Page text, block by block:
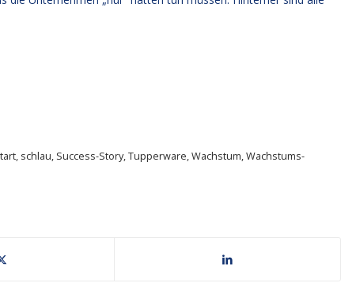
, schlau, Success-Story,Tupperware,Wachstum,Wachstums-